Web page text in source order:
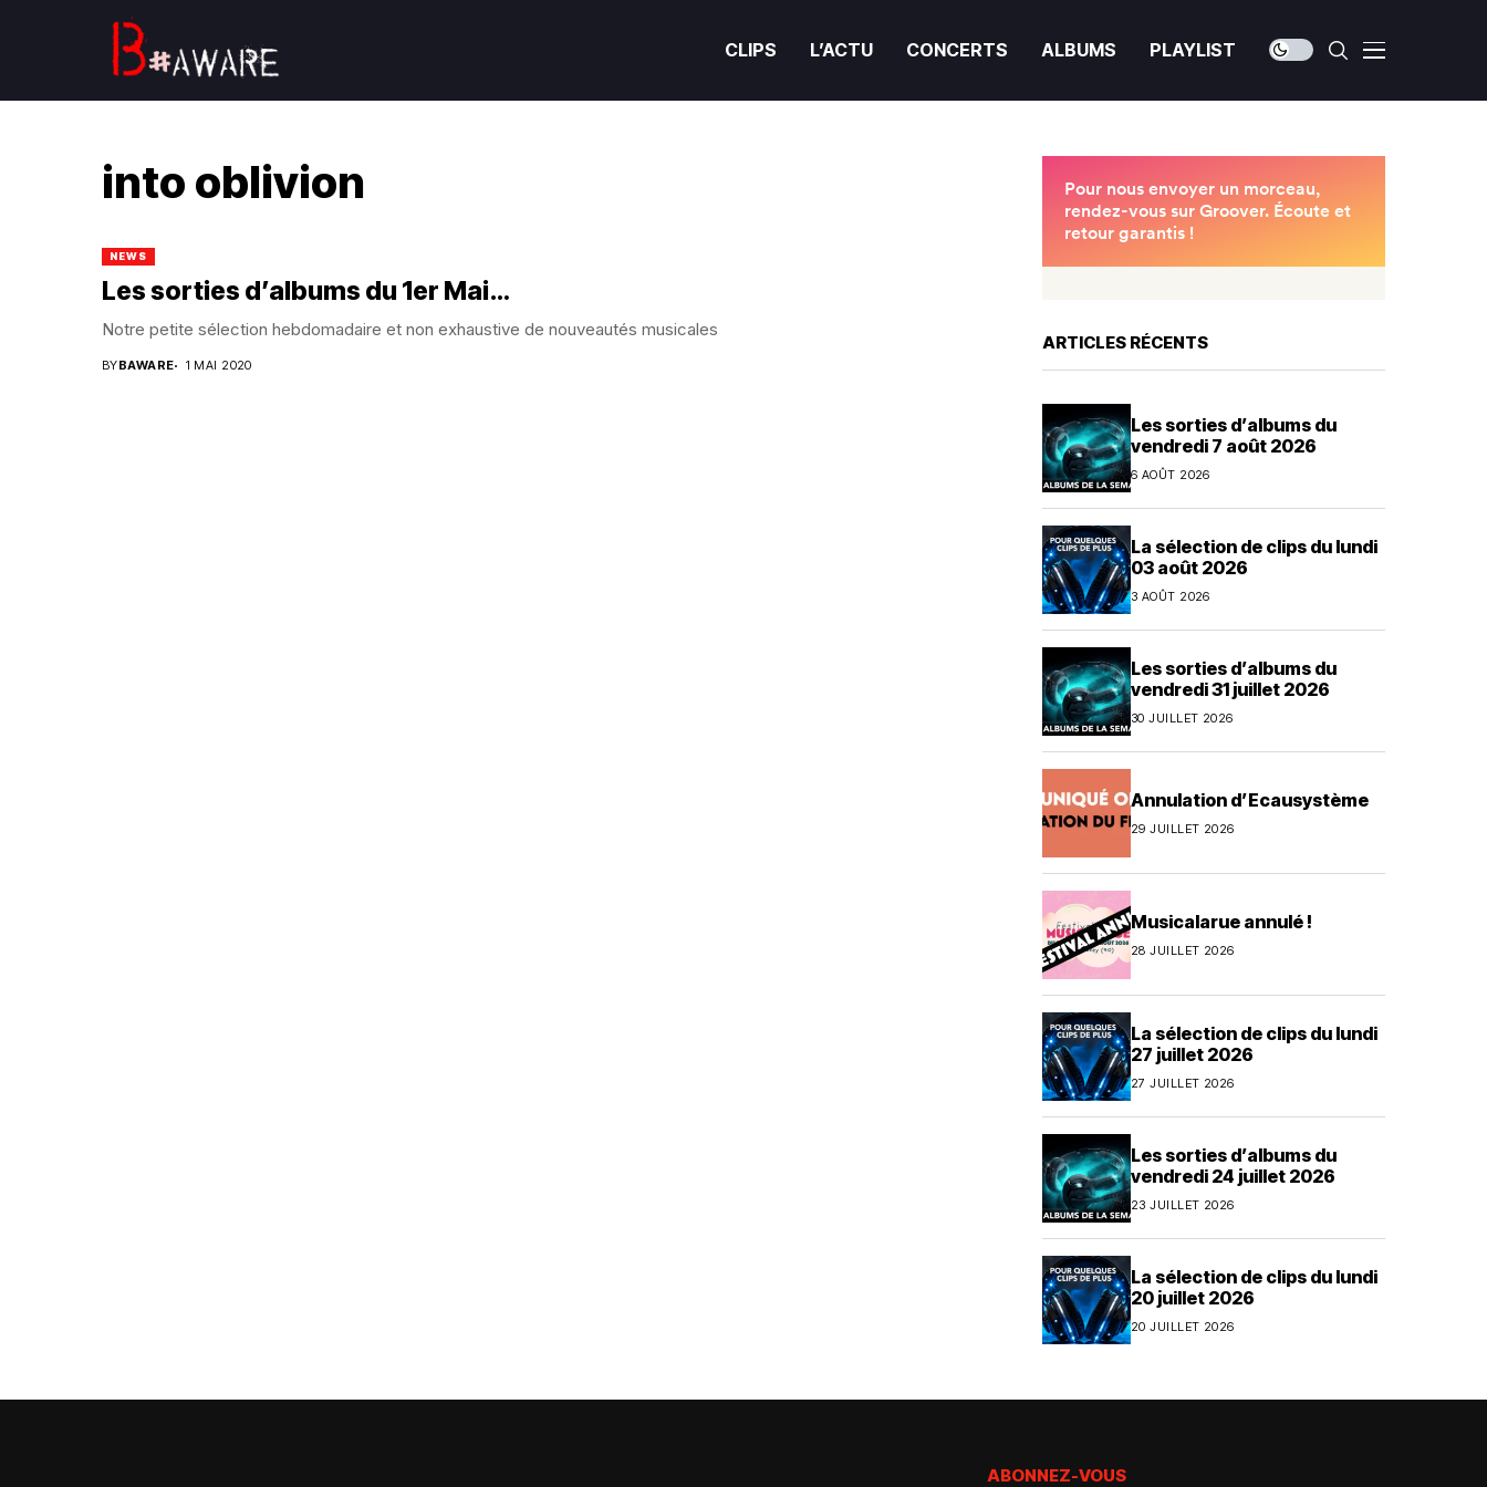
CLIPS L’ACTU CONCERTS ALBUMS PLAYLIST
into oblivion
NEWS
Les sorties d’albums du 1er Mai…
Notre petite sélection hebdomadaire et non exhaustive de nouveautés musicales
BYBAWARE 1 MAI 2020
ARTICLES RÉCENTS
Les sorties d’albums du
vendredi 7 août 2026
6 AOÛT 2026
La sélection de clips du lundi
03 août 2026
3 AOÛT 2026
Les sorties d’albums du
vendredi 31 juillet 2026
30 JUILLET 2026
Annulation d’Ecausystème
29 JUILLET 2026
Musicalarue annulé !
28 JUILLET 2026
La sélection de clips du lundi
27 juillet 2026
27 JUILLET 2026
Les sorties d’albums du
vendredi 24 juillet 2026
23 JUILLET 2026
La sélection de clips du lundi
20 juillet 2026
20 JUILLET 2026
ABONNEZ-VOUS